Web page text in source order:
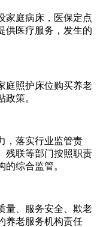
家庭病床，医保定点
供医疗服务，发生的
庭照护床位购买养老
策。
，落实行业监管责
残联等部门按照职责
综合监管。
量、服务安全、欺老
养老服务机构责任